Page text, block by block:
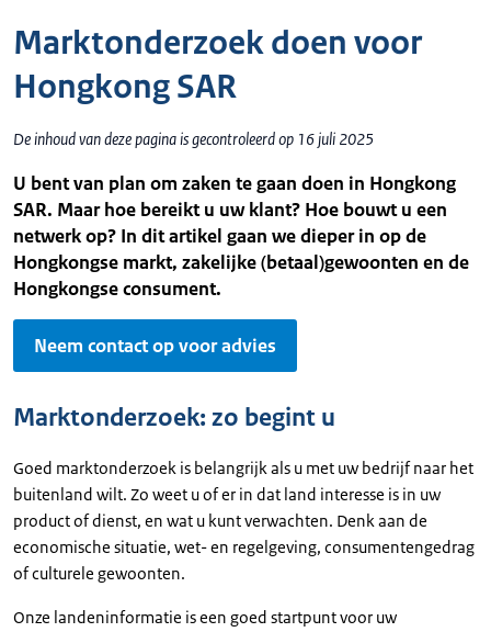
Marktonderzoek doen voor
Hongkong SAR
De inhoud van deze pagina is gecontroleerd op 16 juli 2025
U bent van plan om zaken te gaan doen in Hongkong
SAR. Maar hoe bereikt u uw klant? Hoe bouwt u een
netwerk op? In dit artikel gaan we dieper in op de
Hongkongse markt, zakelijke (betaal)gewoonten en de
Hongkongse consument.
Neem contact op voor advies
Marktonderzoek: zo begint u
Goed marktonderzoek is belangrijk als u met uw bedrijf naar het
buitenland wilt. Zo weet u of er in dat land interesse is in uw
product of dienst, en wat u kunt verwachten. Denk aan de
economische situatie, wet- en regelgeving, consumentengedrag
of culturele gewoonten.
Onze landeninformatie is een goed startpunt voor uw